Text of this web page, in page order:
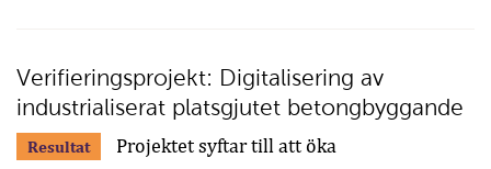
Verifieringsprojekt: Digitalisering av
industrialiserat platsgjutet betongbyggande
Resultat
Projektet syftar till att öka